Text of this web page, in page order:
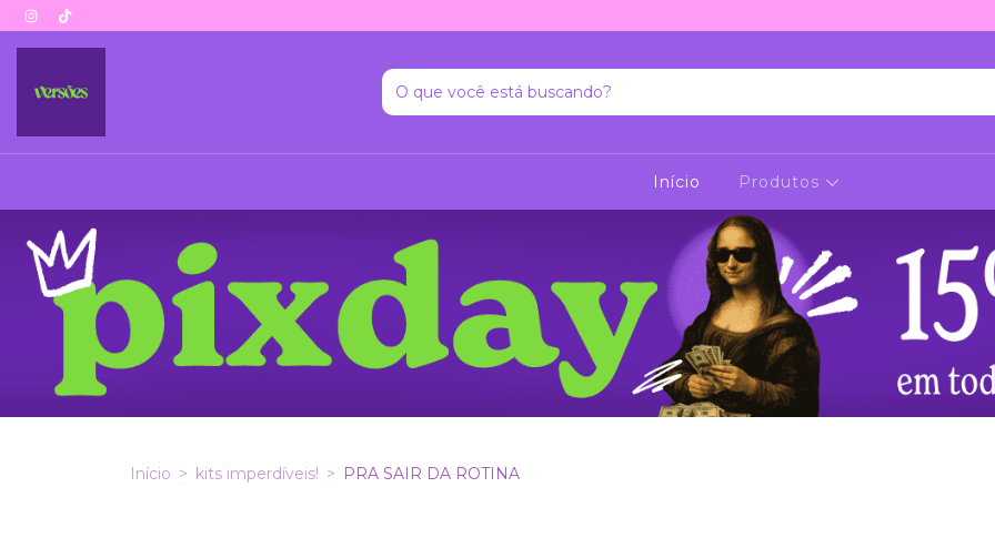
Início Produtos
Início > kits imperdíveis! > PRA SAIR DA ROTINA